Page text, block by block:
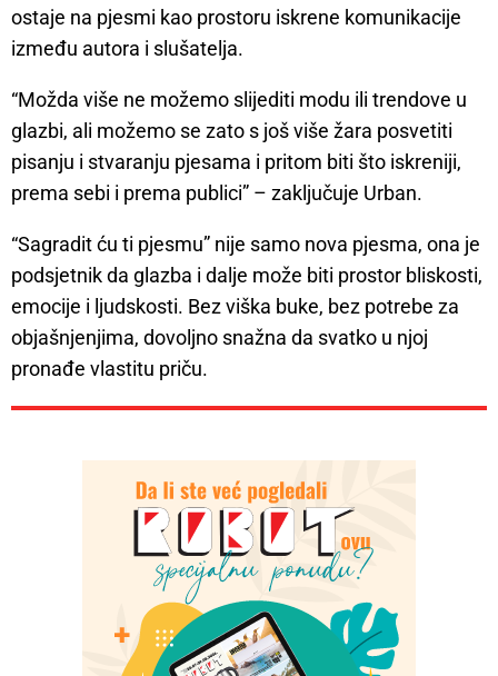
ostaje na pjesmi kao prostoru iskrene komunikacije
između autora i slušatelja.
“Možda više ne možemo slijediti modu ili trendove u
glazbi, ali možemo se zato s još više žara posvetiti
pisanju i stvaranju pjesama i pritom biti što iskreniji,
prema sebi i prema publici” – zaključuje Urban.
“Sagradit ću ti pjesmu” nije samo nova pjesma, ona je
podsjetnik da glazba i dalje može biti prostor bliskosti,
emocije i ljudskosti. Bez viška buke, bez potrebe za
objašnjenjima, dovoljno snažna da svatko u njoj
pronađe vlastitu priču.